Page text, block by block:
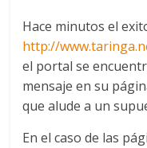
Hace minutos el
http://
el portal se
mensaje en su
que alude a un
En el caso de las